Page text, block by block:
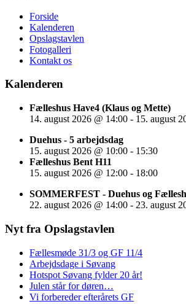
Forside
Kalenderen
Opslagstavlen
Fotogalleri
Kontakt os
Kalenderen
Fælleshus Have4 (Klaus og Mette)
14. august 2026 @ 14:00 - 15. august
Duehus - 5 arbejdsdag
15. august 2026 @ 10:00 - 15:30
Fælleshus Bent H11
15. august 2026 @ 12:00 - 18:00
SOMMERFEST - Duehus og
22. august 2026 @ 14:00 - 23. august
Nyt fra Opslagstavlen
Fællesmøde 31/3 og GF 11/4
Arbejdsdage i Søvang
Hotspot Søvang fylder 20 år!
Julen står for døren…
Vi forbereder efterårets GF